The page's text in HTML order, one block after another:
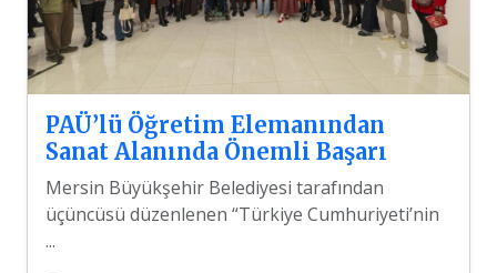
PAÜ’lü Öğretim Elemanından
Sanat Alanında Önemli Başarı
Mersin Büyükşehir Belediyesi tarafından
üçüncüsü düzenlenen “Türkiye Cumhuriyeti’nin
...